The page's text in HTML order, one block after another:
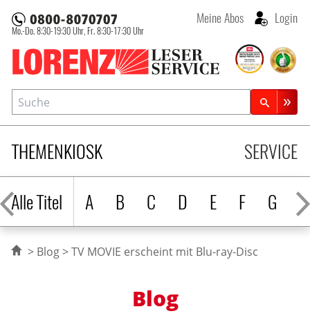
Lorenz Leserservice
Mo.-Do. 8:30-19:30 Uhr, Fr. 8:30-17:30 Uhr
Meine Abos Login
THEMENKIOSK
Alle Titel
A B C D E F G H
SERVICE
Suche
Zeitschriftensuche
Blog TV MOVIE erscheint mit Blu-ray-Disc
Blog